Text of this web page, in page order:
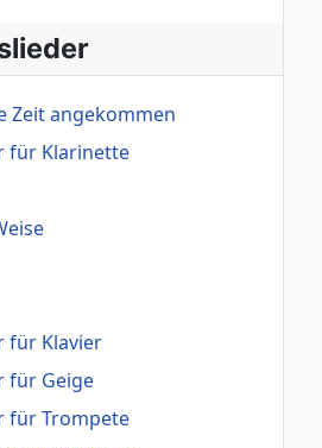
Zeit angekommen
für Klarinette
für Klavier
für Geige
für Trompete